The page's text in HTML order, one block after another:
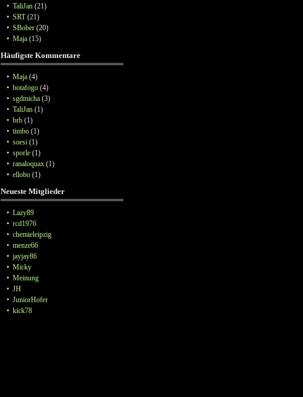
• TaliJan(21)
• SRT(21)
• SBober(20)
• Maja(15)
Häufigste Kommentare
• Maja(4)
• botafogo(4)
• sgdmicha(3)
• TaliJan(1)
• brb(1)
• timbo(1)
• soesi(1)
• sporle(1)
• ranaloquax(1)
• ellobo(1)
Neueste Mitglieder
• Lazy89
• rcd1976
• chemieleipzig
• menze66
• jayjay86
• Micky
• Meinung
• JH
• JuniorHofer
• kick78